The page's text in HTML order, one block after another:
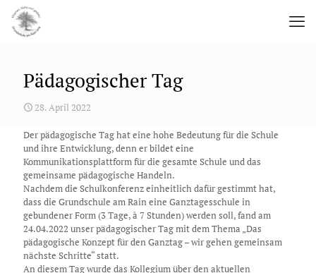
Pädagogischer Tag
28. April 2022
Der pädagogische Tag hat eine hohe Bedeutung für die Schule
und ihre Entwicklung, denn er bildet eine
Kommunikationsplattform für die gesamte Schule und das
gemeinsame pädagogische Handeln.
Nachdem die Schulkonferenz einheitlich dafür gestimmt hat,
dass die Grundschule am Rain eine Ganztagesschule in
gebundener Form (3 Tage, à 7 Stunden) werden soll, fand am
24.04.2022 unser pädagogischer Tag mit dem Thema „Das
pädagogische Konzept für den Ganztag – wir gehen gemeinsam
nächste Schritte“ statt.
An diesem Tag wurde das Kollegium über den aktuellen